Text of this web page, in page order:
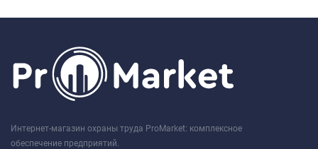
Интернет-магазин охраны труда ProMarket: комплексное
обеспечение предприятий.